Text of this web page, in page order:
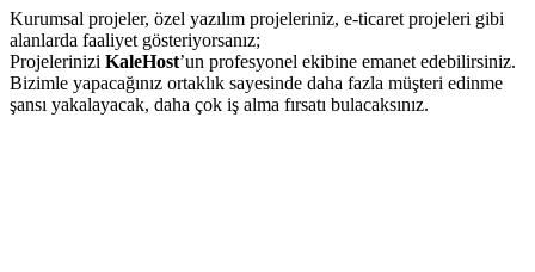
Kurumsal projeler, özel yazılım projeleriniz, e-ticaret projeleri gibi
alanlarda faaliyet gösteriyorsanız;
Projelerinizi KaleHost’un profesyonel ekibine emanet edebilirsiniz.
Bizimle yapacağınız ortaklık sayesinde daha fazla müşteri edinme
şansı yakalayacak, daha çok iş alma fırsatı bulacaksınız.